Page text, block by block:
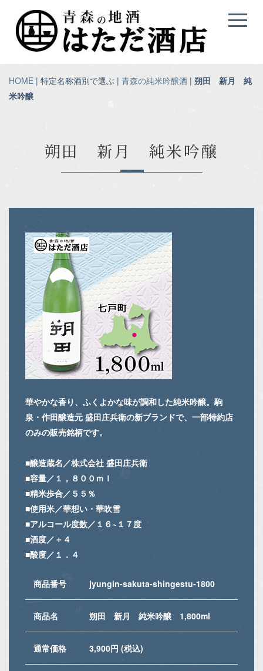
HOME | 特定名称酒別で選ぶ | 青森の純米吟醸酒 | 朔田 新月 純
米吟醸
朔田 新月 純米吟醸
華やかな香り、ふくよかな味が調和した純米吟醸。駒
泉・作田醸造元 盛田庄兵衛の新ブランドで、一部特約店
のみの販売銘柄です。
■醸造蔵名／株式会社 盛田庄兵衛
■容量／１，８００ｍｌ
■精米歩合／５５％
■使用米／華想い・華吹雪
■アルコール度数／１６~１７度
■酒度／＋４
■酸度／１．４
商品番号 jyungin-sakuta-shingestu-1800
商品名 朔田 新月 純米吟醸 1,800ml
通常価格 3,900円 (税込)